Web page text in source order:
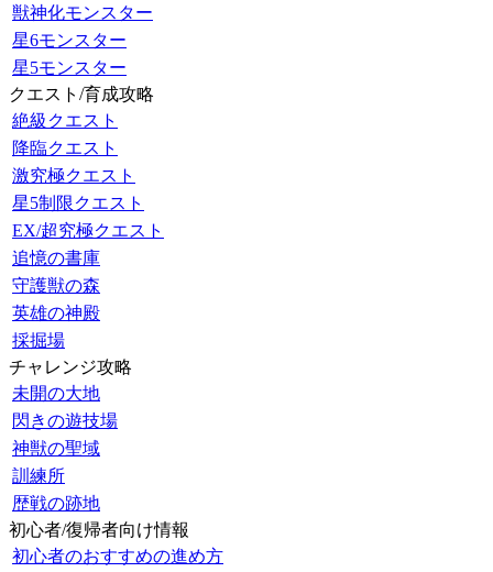
獣神化モンスター
星6モンスター
星5モンスター
クエスト/育成攻略
絶級クエスト
降臨クエスト
激究極クエスト
星5制限クエスト
EX/超究極クエスト
追憶の書庫
守護獣の森
英雄の神殿
採掘場
チャレンジ攻略
未開の大地
閃きの遊技場
神獣の聖域
訓練所
歴戦の跡地
初心者/復帰者向け情報
初心者のおすすめの進め方